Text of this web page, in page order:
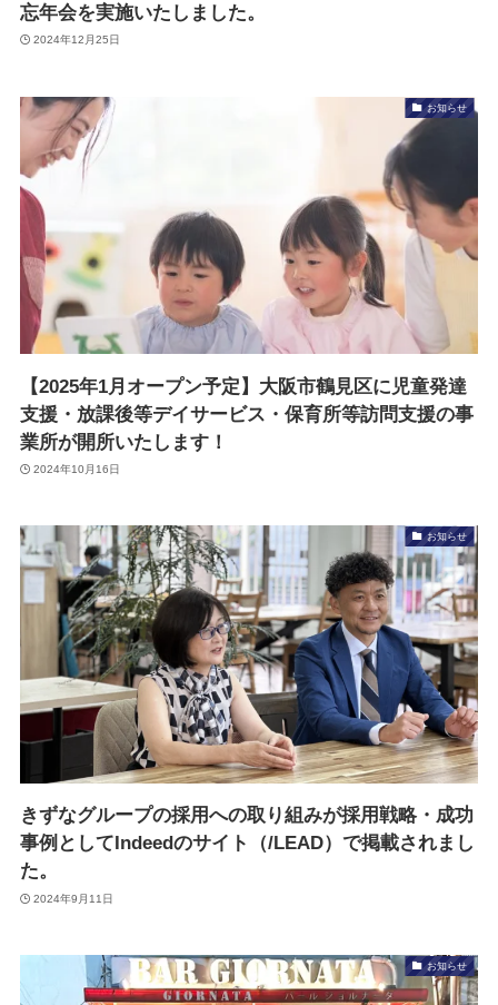
忘年会を実施いたしました。
2024年12月25日
お知らせ
【2025年1月オープン予定】大阪市鶴見区に児童発達
支援・放課後等デイサービス・保育所等訪問支援の事
業所が開所いたします！
2024年10月16日
お知らせ
きずなグループの採用への取り組みが採用戦略・成功
事例としてIndeedのサイト（/LEAD）で掲載されまし
た。
2024年9月11日
お知らせ